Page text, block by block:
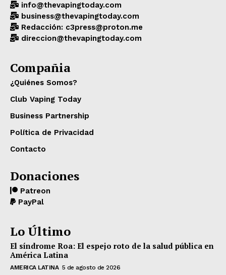
info@thevapingtoday.com
business@thevapingtoday.com
Redacción: c3press@proton.me
direccion@thevapingtoday.com
Compañia
¿Quiénes Somos?
Club Vaping Today
Business Partnership
Política de Privacidad
Contacto
Donaciones
Patreon
PayPal
Lo Último
El síndrome Roa: El espejo roto de la salud pública en
América Latina
AMERICA LATINA 5 de agosto de 2026